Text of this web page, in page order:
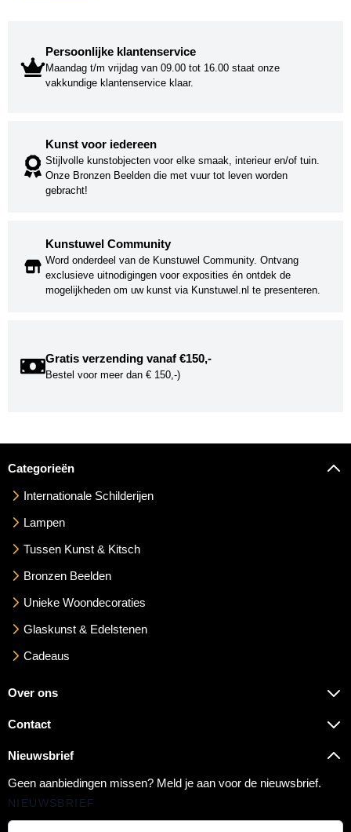
Persoonlijke klantenservice
Maandag t/m vrijdag van 09.00 tot 16.00 staat onze
vakkundige klantenservice klaar.
Kunst voor iedereen
Stijlvolle kunstobjecten voor elke smaak, interieur en/of tuin.
Onze Bronzen Beelden die met vuur tot leven worden
gebracht!
Kunstuwel Community
Word onderdeel van de Kunstuwel Community. Ontvang
exclusieve uitnodigingen voor exposities én ontdek de
mogelijkheden om uw kunst via Kunstuwel.nl te presenteren.
Gratis verzending vanaf €150,-
Bestel voor meer dan € 150,-)
Categorieën
Internationale Schilderijen
Lampen
Tussen Kunst & Kitsch
Bronzen Beelden
Unieke Woondecoraties
Glaskunst & Edelstenen
Cadeaus
Over ons
Contact
Nieuwsbrief
Geen aanbiedingen missen? Meld je aan voor de nieuwsbrief.
NIEUWSBRIEF